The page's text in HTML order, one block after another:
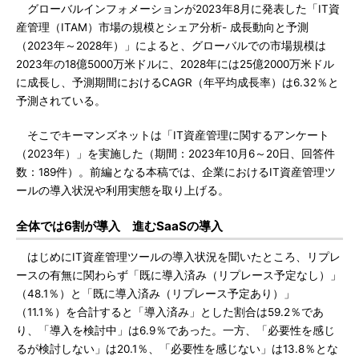
グローバルインフォメーションが2023年8月に発表した「IT資
産管理（ITAM）市場の規模とシェア分析- 成長動向と予測
（2023年～2028年）」によると、グローバルでの市場規模は
2023年の18億5000万米ドルに、2028年には25億2000万米ドル
に成長し、予測期間におけるCAGR（年平均成長率）は6.32％と
予測されている。
そこでキーマンズネットは「IT資産管理に関するアンケート
（2023年）」を実施した（期間：2023年10月6～20日、回答件
数：189件）。前編となる本稿では、企業におけるIT資産管理ツ
ールの導入状況や利用実態を取り上げる。
全体では6割が導入 進むSaaSの導入
はじめにIT資産管理ツールの導入状況を聞いたところ、リプレ
ースの有無に関わらず「既に導入済み（リプレース予定なし）」
（48.1％）と「既に導入済み（リプレース予定あり）」
（11.1％）を合計すると「導入済み」とした割合は59.2％であ
り、「導入を検討中」は6.9％であった。一方、「必要性を感じ
るが検討しない」は20.1％、「必要性を感じない」は13.8％とな